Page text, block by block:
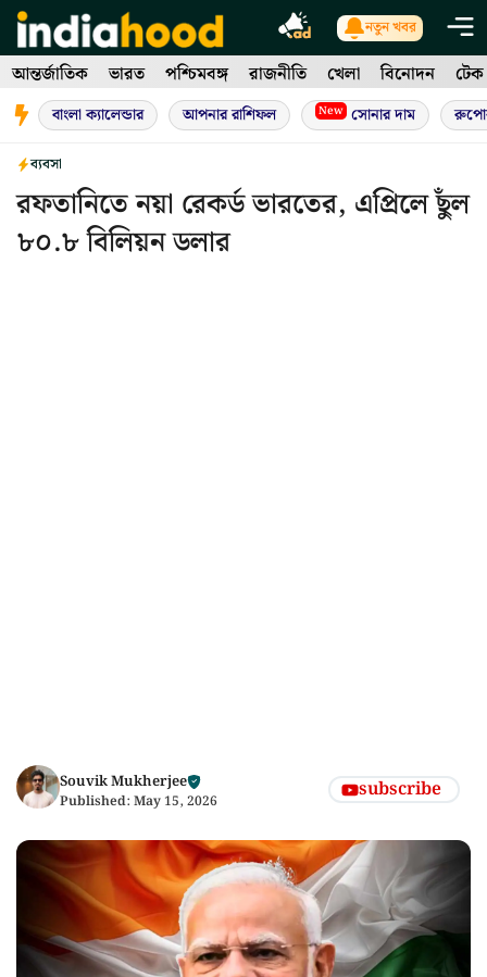
Skip
to
content
নতুন খবর
আন্তর্জাতিক ভারত পশ্চিমবঙ্গ রাজনীতি খেলা বিনোদন টেক
বাংলা ক্যালেন্ডার আপনার রাশিফল New সোনার দাম
ব্যবসা
রফতানিতে নয়া রেকর্ড ভারতের, এপ্রিলে ছুঁল
৮০.৮ বিলিয়ন ডলার
Souvik Mukherjee
Published: May 15, 2026 subscribe